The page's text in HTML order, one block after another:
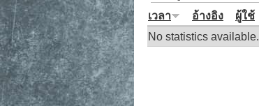
แท็บหลัก
เวลา
อ้างอิง ผู้ใช้
No statistics available.